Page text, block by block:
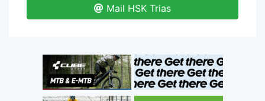
Mail HSK Trias